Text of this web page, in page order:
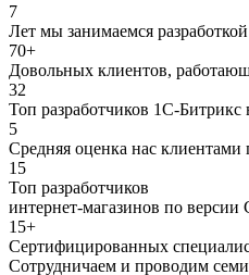
7
Лет мы занимаемся
70+
Довольных клиентов,
32
Топ разработчиков 1С-Битрикс
5
Средняя оценка нас
15
Топ разработчиков
интернет-магазинов по версии
15+
Сертифицированных
Сотрудничаем и проводим